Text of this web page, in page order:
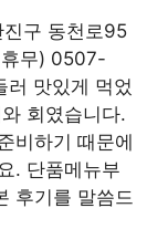
진구 동천로95
무) 0507-
맛있게 먹었
회였습니다.
비하기 때문에
. 단품메뉴부
후기를 말씀드